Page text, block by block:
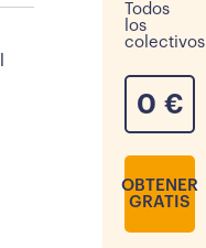
Todos
los
colectivos
0 €
OBTENER
GRATIS